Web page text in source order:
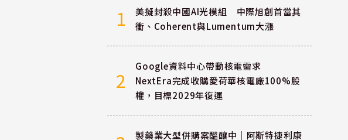
1
美擬封殺中國AI光模組 中際旭創首當其
衝、Coherent與Lumentum大漲
2
Google資料中心帶動核電需求
NextEra完成收購愛荷華核電廠100%股
權，目標2029年復運
製藥業大型併購案醞釀中｜阿斯特捷利康